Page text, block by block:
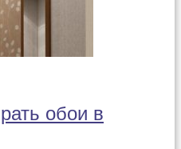
обои в